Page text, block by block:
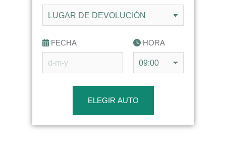
FECHA HORA
ELEGIR AUTO